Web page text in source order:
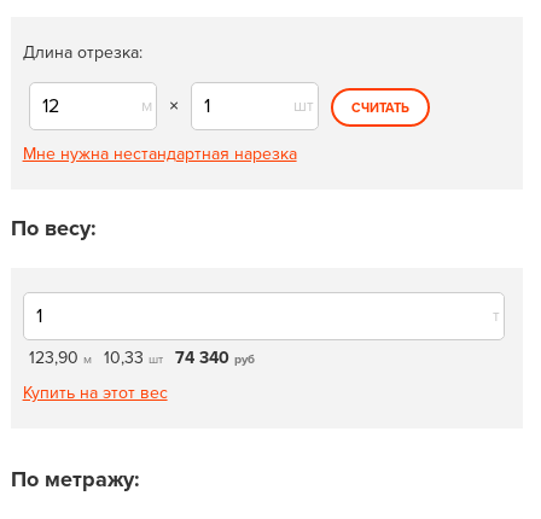
Длина отрезка:
м × шт СЧИТАТЬ
Мне нужна нестандартная нарезка
По весу:
т
123,90 м 10,33 шт 74 340 руб
Купить на этот вес
По метражу: